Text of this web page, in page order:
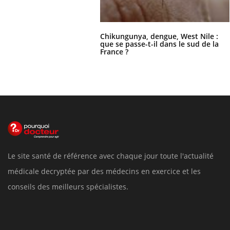
Chikungunya, dengue, West Nile :
que se passe-t-il dans le sud de la
France ?
Le site santé de référence avec chaque jour toute l'actualité
médicale decryptée par des médecins en exercice et les
conseils des meilleurs spécialistes.